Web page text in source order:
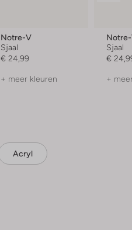
Notre-V
Sjaal
€ 24,99
+ meer kleuren
Sjaal
€
+
Acryl